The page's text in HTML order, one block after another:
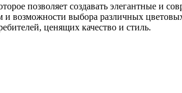
позволяет создавать элегантные и
возможности выбора различных
ценящих качество и стиль.